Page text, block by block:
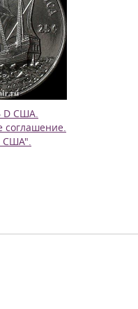
D США.
соглашение.
США".